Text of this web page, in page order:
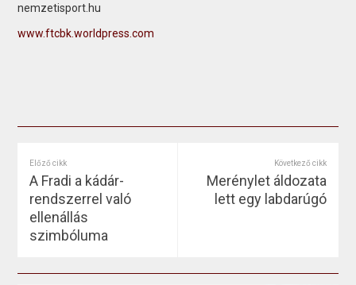
nemzetisport.hu
www.ftcbk.worldpress.com
Előző cikk
A Fradi a kádár-
rendszerrel való
ellenállás
szimbóluma
Következő cikk
Merénylet áldozata
lett egy labdarúgó